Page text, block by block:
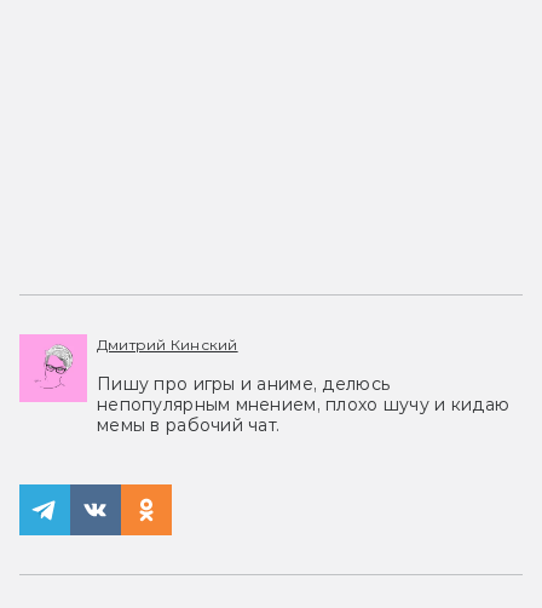
Дмитрий Кинский
Пишу про игры и аниме, делюсь
непопулярным мнением, плохо шучу и кидаю
мемы в рабочий чат.